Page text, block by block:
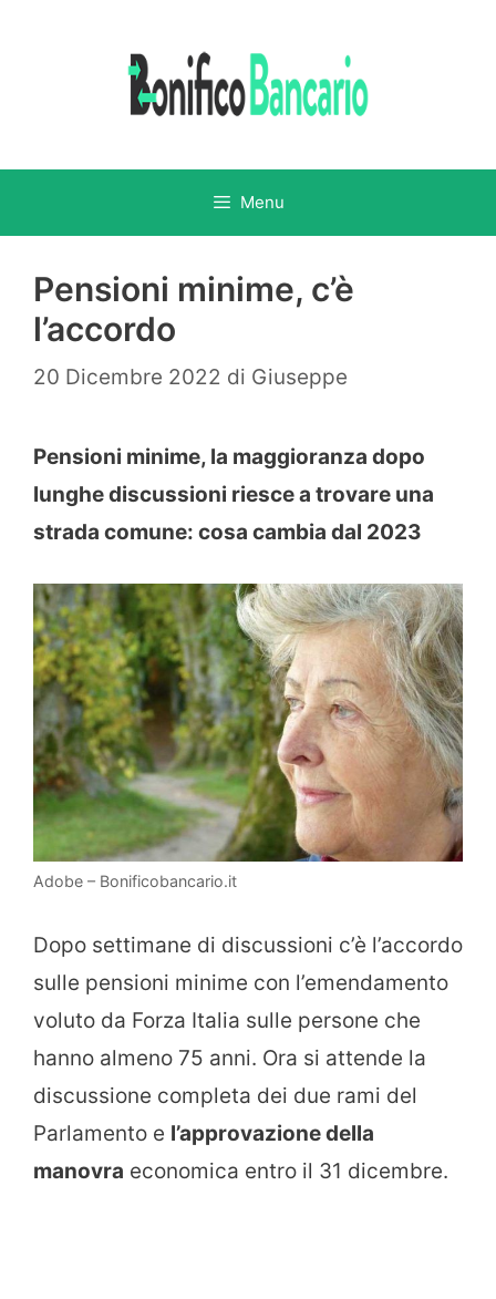
Menu
Pensioni minime, c’è
l’accordo
20 Dicembre 2022 di Giuseppe
Pensioni minime, la maggioranza dopo
lunghe discussioni riesce a trovare una
strada comune: cosa cambia dal 2023
Adobe – Bonificobancario.it
Dopo settimane di discussioni c’è l’accordo
sulle pensioni minime con l’emendamento
voluto da Forza Italia sulle persone che
hanno almeno 75 anni. Ora si attende la
discussione completa dei due rami del
Parlamento e l’approvazione della
manovra economica entro il 31 dicembre.